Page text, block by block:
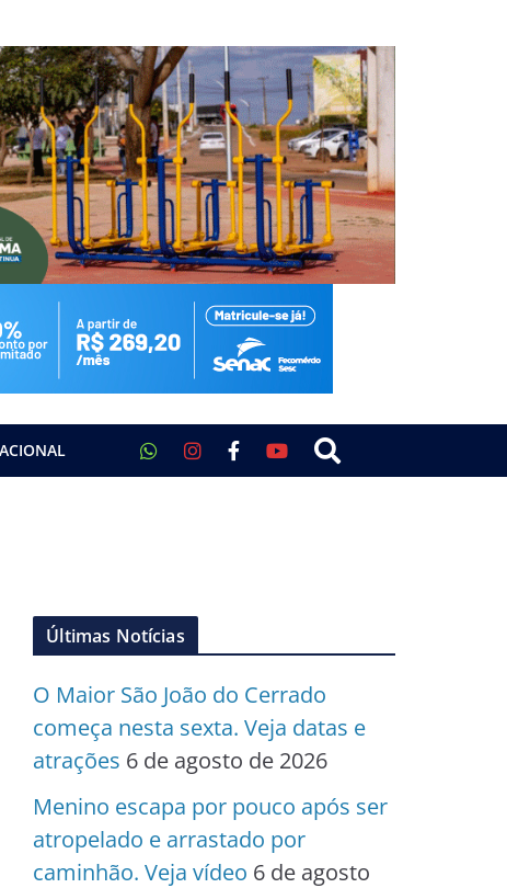
Últimas Notícias
O Maior São João do Cerrado
começa nesta sexta. Veja datas e
atrações 6 de agosto de 2026
Menino escapa por pouco após ser
atropelado e arrastado por
caminhão. Veja vídeo 6 de agosto